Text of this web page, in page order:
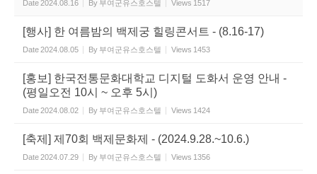
Date2024.08.16 By 부여군유스호스텔 Views 1517
[행사] 한 여름밤의 백제궁 힐링콘서트 - (8.16-17)
Date2024.08.05 By 부여군유스호스텔 Views 1453
[홍보] 한국전통문화대학교 디지털 도화서 운영 안내 -
(평일오전 10시 ~ 오후 5시)
Date2024.08.02 By 부여군유스호스텔 Views 1424
[축제] 제70회 백제문화제 - (2024.9.28.~10.6.)
Date2024.07.29 By 부여군유스호스텔 Views 1356